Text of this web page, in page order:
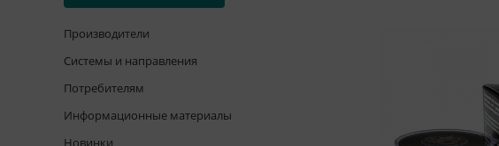
Производители
Системы и направления
Потребителям
Информационные материалы
Новинки